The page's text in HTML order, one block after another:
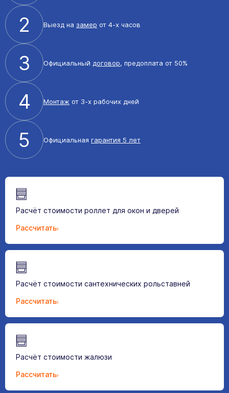
2 Выезд на замер от 4-х часов
3 Официальный договор, предоплата от 50%
4 Монтаж от 3-х рабочих дней
5 Официальная гарантия 5 лет
Расчёт стоимости роллет для окон и дверей
Рассчитать
Расчёт стоимости сантехнических рольставней
Рассчитать
Расчёт стоимости жалюзи
Рассчитать